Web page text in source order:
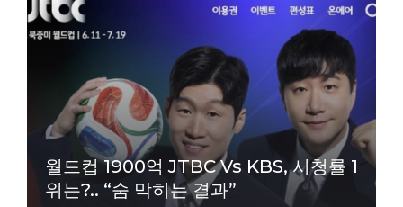
월드컵 1900억 JTBC Vs KBS, 시청률 1
위는?.. “숨 막히는 결과”